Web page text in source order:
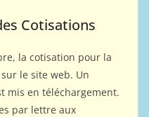
Cotisations
la cotisation pour la
le site web. Un
mis en téléchargement.
par lettre aux